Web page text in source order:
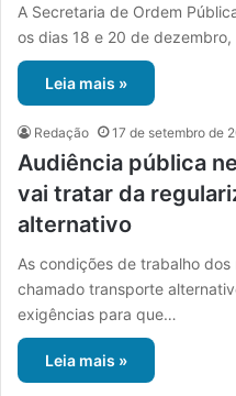
A Secretaria de Ordem
os dias 18 e 20 de
Leia mais »
Redação 17 de setembro de
Audiência pública
vai tratar da
alternativo
As condições de trabalho
chamado transporte
exigências para que…
Leia mais »